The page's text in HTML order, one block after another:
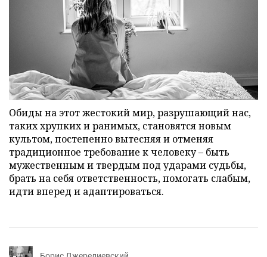
Обиды на этот жестокий мир, разрушающий нас,
таких хрупких и ранимых, становятся новым
культом, постепенно вытесняя и отменяя
традиционное требование к человеку – быть
мужественным и твердым под ударами судьбы,
брать на себя ответственность, помогать слабым,
идти вперед и адаптироваться.